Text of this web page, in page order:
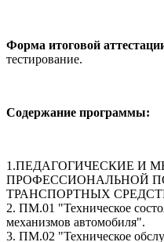
Форма итоговой
тестирование.
Содержание программы:
1.ПЕДАГОГИЧЕСКИЕ И
ПРОФЕССИОНАЛЬНОЙ
ТРАНСПОРТНЫХ
2. ПМ.01 "Техническое
механизмов автомобиля".
3. ПМ.02 "Техническое